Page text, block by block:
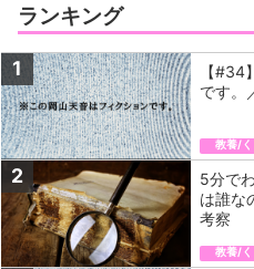
ランキング
1
【#34
です。
教養/く
2
5分で
は誰な
考察
教養/く